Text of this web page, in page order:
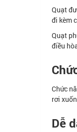
Quạt
đi kèm
Quạt
điều
Chức
rơi
Dễ